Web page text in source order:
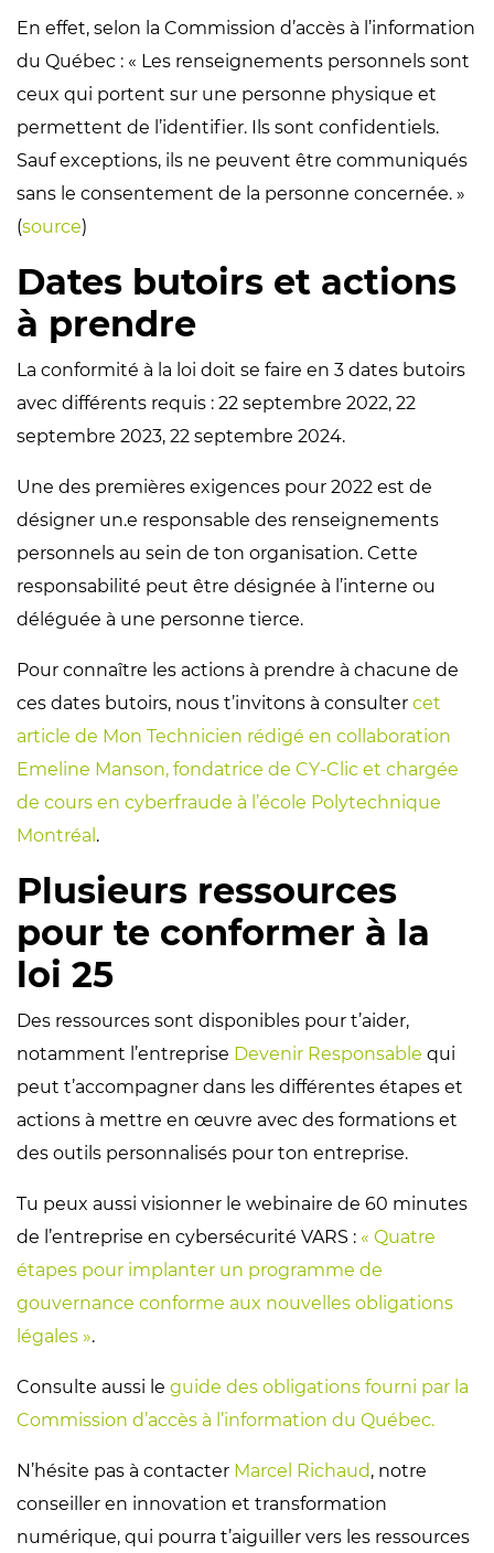
En effet, selon la Commission d’accès à l’information
du Québec : « Les renseignements personnels sont
ceux qui portent sur une personne physique et
permettent de l’identifier. Ils sont confidentiels.
Sauf exceptions, ils ne peuvent être communiqués
sans le consentement de la personne concernée. »
(source)
Dates butoirs et actions
à prendre
La conformité à la loi doit se faire en 3 dates butoirs
avec différents requis : 22 septembre 2022, 22
septembre 2023, 22 septembre 2024.
Une des premières exigences pour 2022 est de
désigner un.e responsable des renseignements
personnels au sein de ton organisation. Cette
responsabilité peut être désignée à l’interne ou
déléguée à une personne tierce.
Pour connaître les actions à prendre à chacune de
ces dates butoirs, nous t’invitons à consulter cet
article de Mon Technicien rédigé en collaboration
Emeline Manson, fondatrice de CY-Clic et chargée
de cours en cyberfraude à l’école Polytechnique
Montréal .
Plusieurs ressources
pour te conformer à la
loi 25
Des ressources sont disponibles pour t’aider,
notamment l’entreprise Devenir Responsable qui
peut t’accompagner dans les différentes étapes et
actions à mettre en œuvre avec des formations et
des outils personnalisés pour ton entreprise.
Tu peux aussi visionner le webinaire de 60 minutes
de l’entreprise en cybersécurité VARS : « Quatre
étapes pour implanter un programme de
gouvernance conforme aux nouvelles obligations
légales ».
Consulte aussi le guide des obligations fourni par la
Commission d’accès à l’information du Québec.
N’hésite pas à contacter Marcel Richaud, notre
conseiller en innovation et transformation
numérique, qui pourra t’aiguiller vers les ressources